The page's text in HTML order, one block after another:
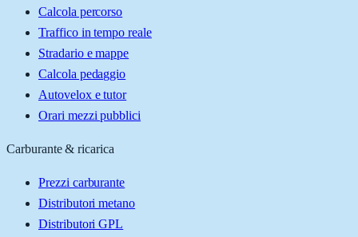
Calcola percorso
Traffico in tempo reale
Stradario e mappe
Calcola pedaggio
Autovelox e tutor
Orari mezzi pubblici
Carburante & ricarica
Prezzi carburante
Distributori metano
Distributori GPL